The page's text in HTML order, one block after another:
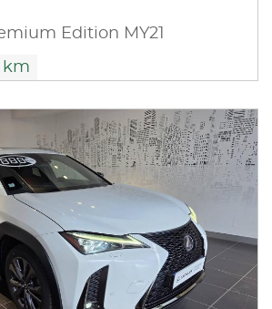
Edition MY21
km